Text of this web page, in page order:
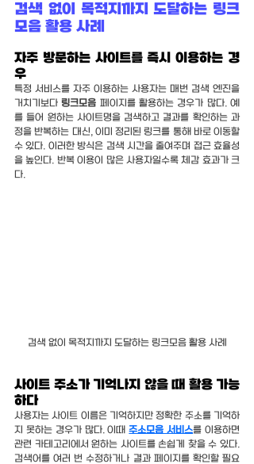
검색 없이 목적지까지 도달하는 링크
모음 활용 사례
자주 방문하는 사이트를 즉시 이용하는 경
우
특정 서비스를 자주 이용하는 사용자는 매번 검색 엔진을
거치기보다 링크모음 페이지를 활용하는 경우가 많다. 예
를 들어 원하는 사이트명을 검색하고 결과를 확인하는 과
정을 반복하는 대신, 이미 정리된 링크를 통해 바로 이동할
수 있다. 이러한 방식은 검색 시간을 줄여주며 접근 효율성
을 높인다. 반복 이용이 많은 사용자일수록 체감 효과가 크
다.
검색 없이 목적지까지 도달하는 링크모음 활용 사례
사이트 주소가 기억나지 않을 때 활용 가능
하다
사용자는 사이트 이름은 기억하지만 정확한 주소를 기억하
지 못하는 경우가 많다. 이때 주소모음 서비스를 이용하면
관련 카테고리에서 원하는 사이트를 손쉽게 찾을 수 있다.
검색어를 여러 번 수정하거나 결과 페이지를 확인할 필요